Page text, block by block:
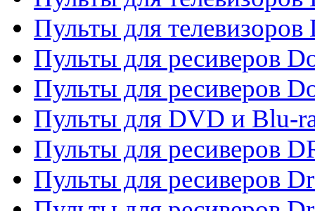
Пульты для
Пульты для ресиверов
Пульты для ресиверов
Пульты для DVD и Blu-
Пульты для ресиверов
Пульты для ресиверов